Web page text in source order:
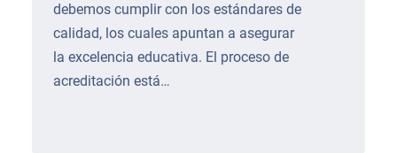
debemos cumplir con los estándares de
calidad, los cuales apuntan a asegurar
la excelencia educativa. El proceso de
acreditación está…